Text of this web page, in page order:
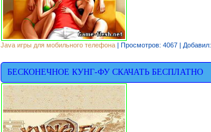
Java игры для мобильного телефона | Просмотров: 4067 | Добавил:
БЕСКОНЕЧНОЕ КУНГ-ФУ СКАЧАТЬ БЕСПЛАТНО